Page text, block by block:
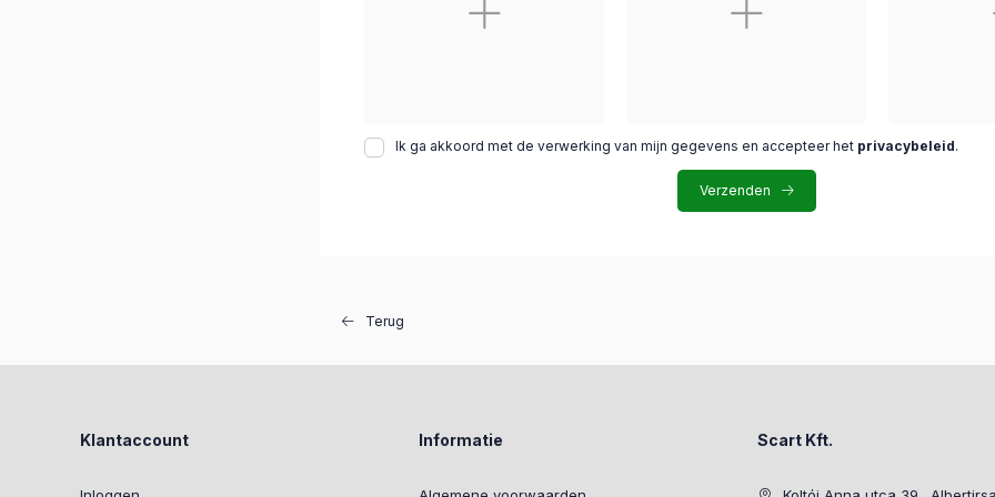
Ik ga akkoord met de verwerking van mijn gegevens en accepteer het privacybeleid.
Verzenden
Terug
Klantaccount Informatie Scart Kft.